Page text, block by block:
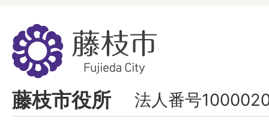
藤
枝
市
Fujieda
City
藤枝市役所 法人番号